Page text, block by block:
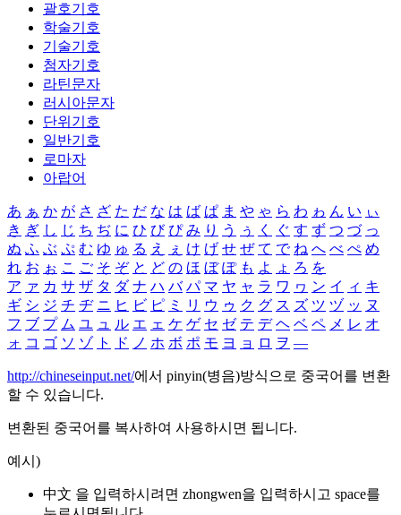
괄호기호
학술기호
기술기호
첨자기호
라틴문자
러시아문자
단위기호
일반기호
로마자
아랍어
あ ぁ か が さ ざ た だ な は ば ぱ ま や ゃ ら わ ゎ ん い ぃ
き ぎ し じ ち ぢ に ひ び ぴ み り う ぅ く ぐ す ず つ づ っ
ぬ ふ ぶ ぷ む ゆ ゅ る え ぇ け げ せ ぜ て で ね へ べ ぺ め
れ お ぉ こ ご そ ぞ と ど の ほ ぼ ぽ も よ ょ ろ を
ア ァ カ サ ザ タ ダ ナ ハ バ パ マ ヤ ャ ラ ワ ヮ ン イ ィ キ
ギ シ ジ チ ヂ ニ ヒ ビ ピ ミ リ ウ ゥ ク グ ス ズ ツ ヅ ッ ヌ
フ ブ プ ム ユ ュ ル エ ェ ケ ゲ セ ゼ テ デ ヘ ベ ペ メ レ オ
ォ コ ゴ ソ ゾ ト ド ノ ホ ボ ポ モ ヨ ョ ロ ヲ ―
http://chineseinput.net/에서 pinyin(병음)방식으로 중국어를 변환
할 수 있습니다.
변환된 중국어를 복사하여 사용하시면 됩니다.
예시)
中文 을 입력하시려면 zhongwen을 입력하시고 space를